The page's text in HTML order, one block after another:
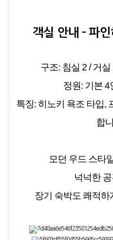
객실 안내 – 파
구조: 침실 2 / 거
정원: 기본 4
특징:히노키 욕조 타입,
합
모던 우드 스타
넉넉한
장기 숙박도 쾌적